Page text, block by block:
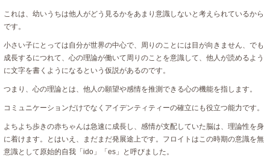
これは、幼いうちは他人がどう見るかをあまり意識しないと考えられているから
です。
小さい子にとっては自分が世界の中心で、周りのことには目が向きません、でも
成長するにつれて、心の理論が働いて周りのことを意識して、他人が読めるよう
に文字を書くようになるという仮説があるのです。
つまり、心の理論とは、他人の願望や感情を推測できる心の機能を指します。
コミュニケーションだけでなくアイデンティティーの確立にも役立つ能力です。
よちよち歩きの赤ちゃんは急速に成長し、感情が支配していた脳は、理論性を身
に着けます。とはいえ、まだまだ発展途上です。フロイトはこの時期の意識を無
意識として原始的自我「ido」「es」と呼びました。